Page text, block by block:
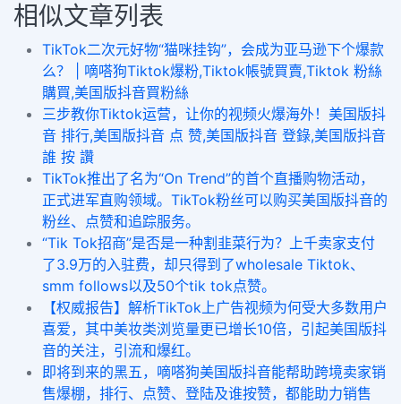
相似文章列表
TikTok二次元好物“猫咪挂钩”，会成为亚马逊下个爆款
么？ | 嘀嗒狗Tiktok爆粉,Tiktok帳號買賣,Tiktok 粉絲
購買,美国版抖音買粉絲
三步教你Tiktok运营，让你的视频火爆海外！美国版抖
音 排行,美国版抖音 点 赞,美国版抖音 登錄,美国版抖音
誰 按 讚
TikTok推出了名为“On Trend”的首个直播购物活动，
正式进军直购领域。TikTok粉丝可以购买美国版抖音的
粉丝、点赞和追踪服务。
“Tik Tok招商”是否是一种割韭菜行为？上千卖家支付
了3.9万的入驻费，却只得到了wholesale Tiktok、
smm follows以及50个tik tok点赞。
【权威报告】解析TikTok上广告视频为何受大多数用户
喜爱，其中美妆类浏览量更已增长10倍，引起美国版抖
音的关注，引流和爆红。
即将到来的黑五，嘀嗒狗美国版抖音能帮助跨境卖家销
售爆棚，排行、点赞、登陆及谁按赞，都能助力销售